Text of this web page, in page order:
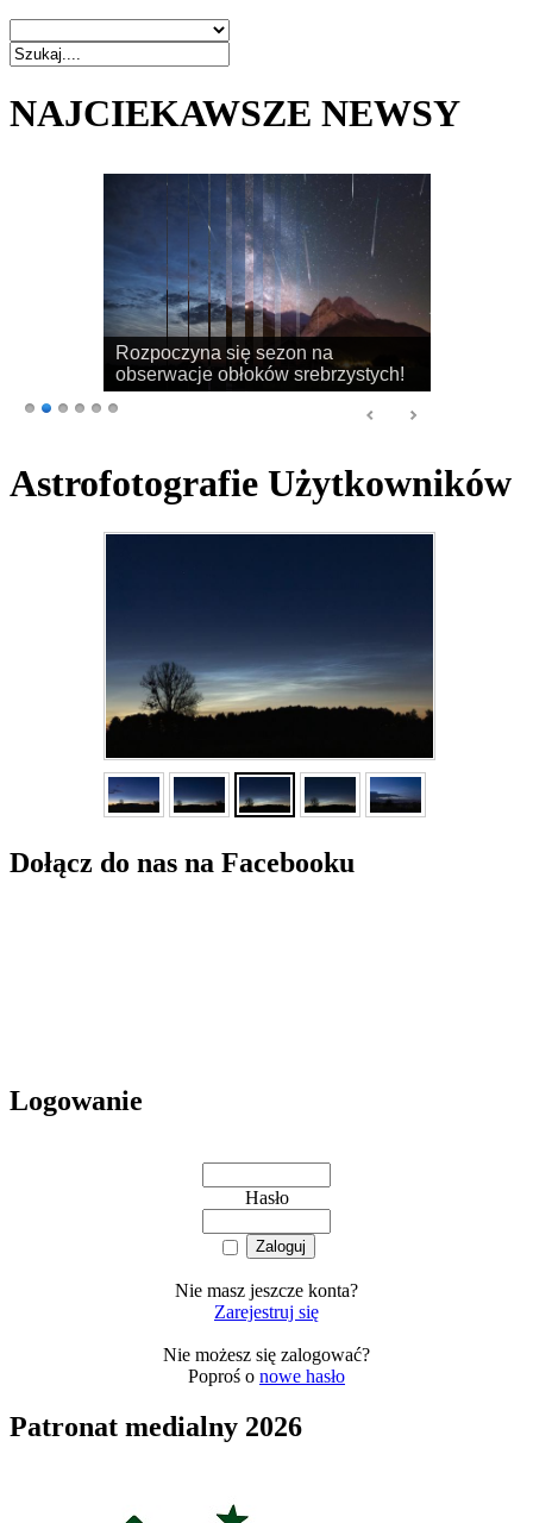
NAJCIEKAWSZE NEWSY
Rozpoczyna się sezon na
obserwacje obłoków srebrzystych!
Astrofotografie Użytkowników
Dołącz do nas na Facebooku
Logowanie
Hasło
Nie masz jeszcze konta?
Zarejestruj się
Nie możesz się zalogować?
Poproś o nowe hasło
Patronat medialny 2026